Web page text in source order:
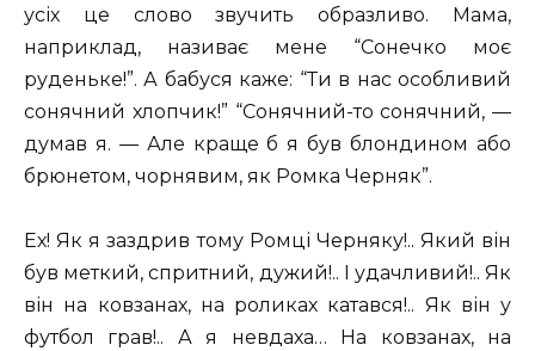
усіх це слово звучить образливо. Мама,
наприклад, називає мене “Сонечко моє
руденьке!”. А бабуся каже: “Ти в нас особливий
сонячний хлопчик!” “Сонячний-то сонячний, —
думав я. — Але краще б я був блондином або
брюнетом, чорнявим, як Ромка Черняк”.
Ех! Як я заздрив тому Ромці Черняку!.. Який він
був меткий, спритний, дужий!.. І удачливий!.. Як
він на ковзанах, на роликах катався!.. Як він у
футбол грав!.. А я невдаха… На ковзанах, на